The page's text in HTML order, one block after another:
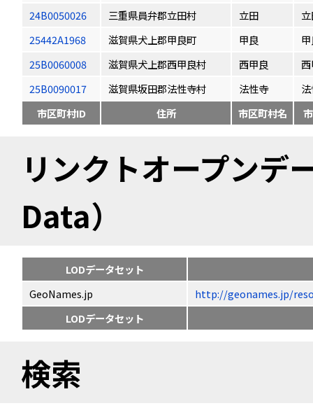
24B0050026
三重県員弁郡立田村 立田
25442A1968
滋賀県犬上郡甲良町 甲良
25B0060008
滋賀県犬上郡西甲良村 西甲良
25B0090017
滋賀県坂田郡法性寺村 法性寺
市区町村ID
住所 市区町村名
リンクトオープン
Data）
LODデータセット
GeoNames.jp
http://geonames.jp/
LODデータセット
検索